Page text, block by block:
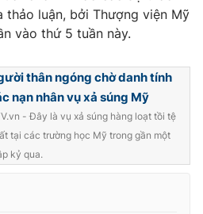
897 897
thảo luận, bởi Thượng viện Mỹ
vào thứ 5 tuần này.
thân ngóng chờ danh tính
nạn nhân vụ xả súng Mỹ
- Đây là vụ xả súng hàng loạt tồi tệ
tại các trường học Mỹ trong gần một
kỷ qua.